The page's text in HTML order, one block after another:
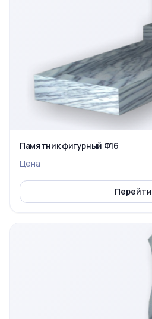
Памятник фигурный Ф16
Цена
Перейти